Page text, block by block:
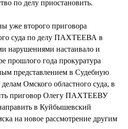
по делу приостановить.
уже второго приговора
суда по делу ПАХТЕЕВА в
нарушениями настаивало и
прошлого года прокуратура
представлением в Судебную
Омского областного суда, в
приговор Олегу ПАХТЕЕВУ
в Куйбышевский
на новое рассмотрение другим